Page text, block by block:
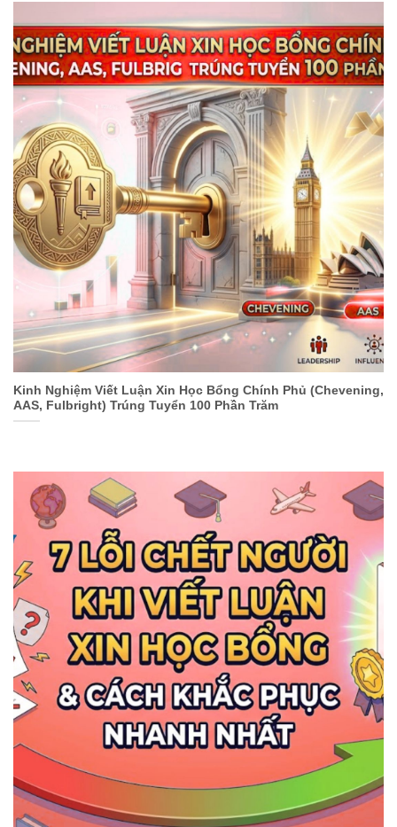
Kinh Nghiệm Viết Luận Xin Học Bổng Chính Phủ (Chevening,
AAS, Fulbright) Trúng Tuyển 100 Phần Trăm